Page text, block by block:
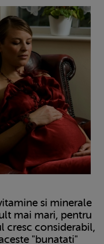
si minerale
mai mari, pentru
cresc considerabil,
"bunatati"